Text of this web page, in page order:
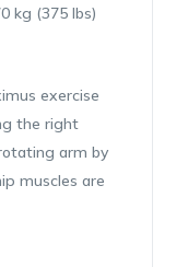
kg (375 lbs)
exercise
the right
arm by
muscles are